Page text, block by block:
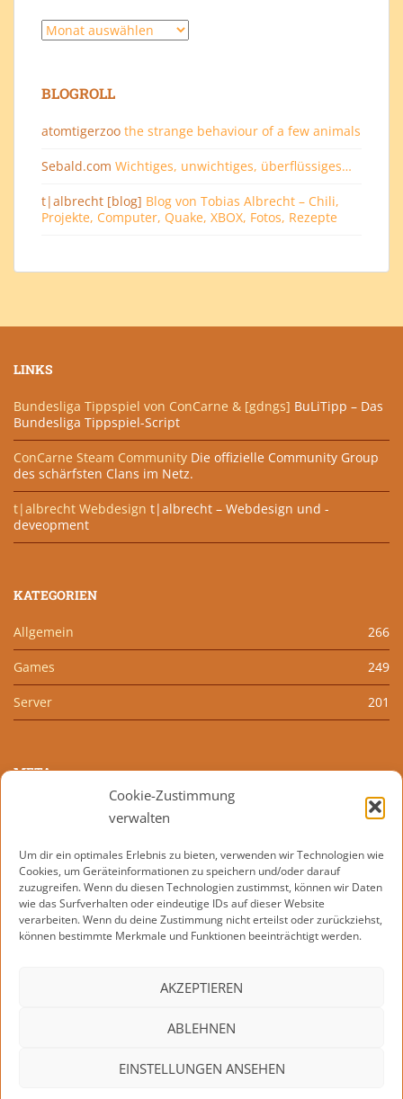
Cookie-Zustimmung
verwalten
Um dir ein optimales Erlebnis zu bieten, verwenden wir Technologien wie
Cookies, um Geräteinformationen zu speichern und/oder darauf
zuzugreifen. Wenn du diesen Technologien zustimmst, können wir Daten
wie das Surfverhalten oder eindeutige IDs auf dieser Website
verarbeiten. Wenn du deine Zustimmung nicht erteilst oder zurückziehst,
können bestimmte Merkmale und Funktionen beeinträchtigt werden.
AKZEPTIEREN
ABLEHNEN
EINSTELLUNGEN ANSEHEN
Archiv
BLOGROLL
atomtigerzoo the strange behaviour of a few animals
Sebald.com Wichtiges, unwichtiges, überflüssiges…
t|albrecht [blog] Blog von Tobias Albrecht – Chili,
Projekte, Computer, Quake, XBOX, Fotos, Rezepte
LINKS
Bundesliga Tippspiel von ConCarne & [gdngs] BuLiTipp – Das
Bundesliga Tippspiel-Script
ConCarne Steam Community Die offizielle Community Group
des schärfsten Clans im Netz.
t|albrecht Webdesign t|albrecht – Webdesign und -
deveopment
KATEGORIEN
Allgemein 266
Games 249
Server 201
META
Kommentar-Feed
WordPress.org
IMPRESSUM DATENSCHUTZERKLÄRUNG